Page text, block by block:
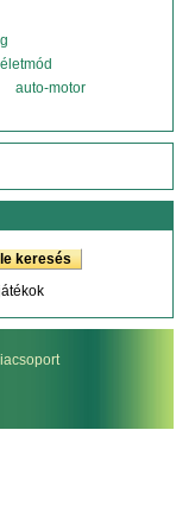
életmód
auto-motor